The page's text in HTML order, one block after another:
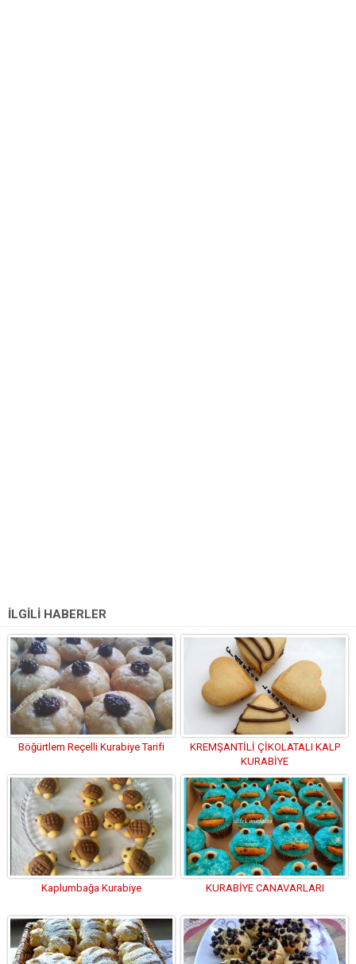
İLGİLİ HABERLER
Böğürtlem Reçelli Kurabiye Tarifi
KREMŞANTİLİ ÇİKOLATALI KALP
KURABİYE
Kaplumbağa Kurabiye KURABİYE CANAVARLARI